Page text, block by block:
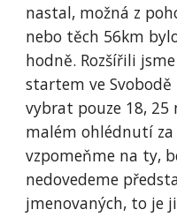
nastal, možná z
nebo těch 56km
hodně. Rozšířili
startem ve
vybrat pouze 18,
malém ohlédnutí
vzpomeňme na ty,
nedovedeme
jmenovaných, to je